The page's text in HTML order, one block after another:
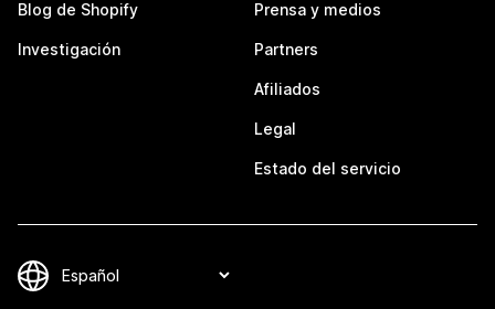
Blog de Shopify
Investigación
Prensa y medios
Partners
Afiliados
Legal
Estado del servicio